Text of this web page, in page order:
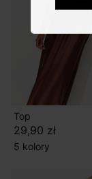
Top
29,90 zł
5 kolory